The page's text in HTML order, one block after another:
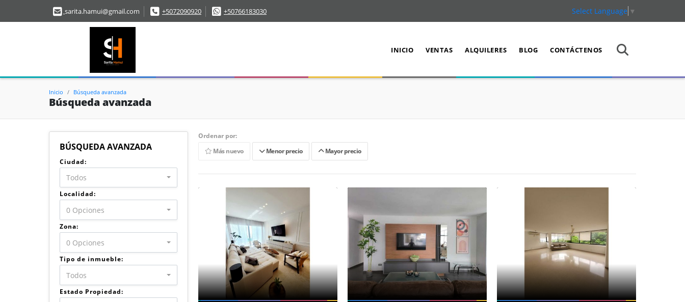
sarita.hamui@gmail.com +5072090920 +50766183030 Select Language ▼
INICIO VENTAS ALQUILERES BLOG CONTÁCTENOS
Inicio Búsqueda avanzada
Búsqueda avanzada
BÚSQUEDA AVANZADA
Ciudad:
Todos
Localidad:
0 Opciones
Zona:
0 Opciones
Tipo de inmueble:
Todos
Estado Propiedad:
Ordenar por:
Más nuevo
Menor precio Mayor precio